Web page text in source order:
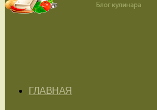
ГЛАВНАЯ